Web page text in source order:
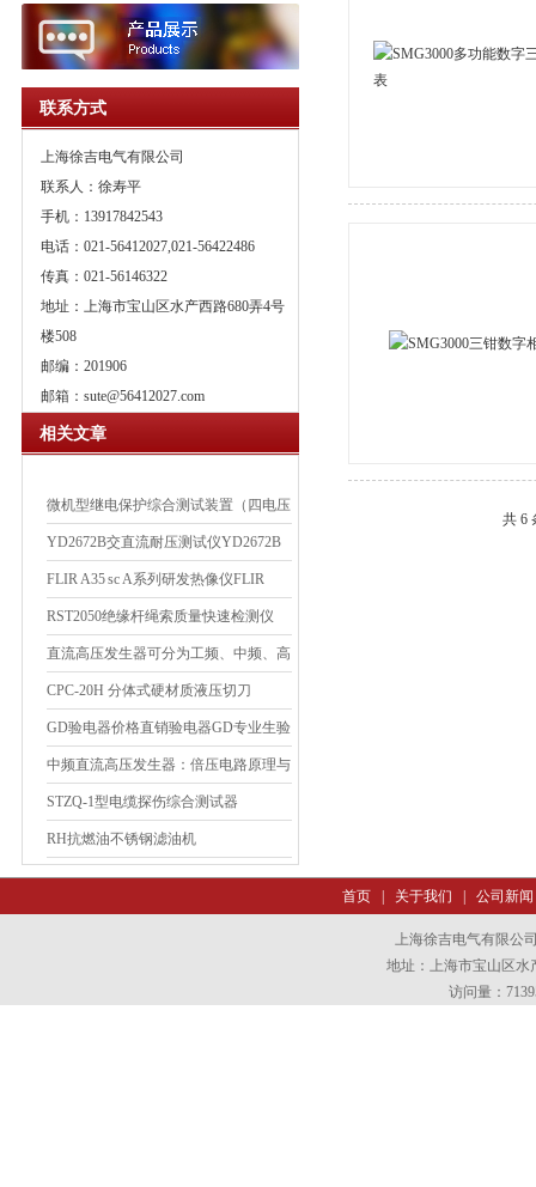
联系方式
上海徐吉电气有限公司
联系人：徐寿平
手机：13917842543
电话：021-56412027,021-56422486
传真：021-56146322
地址：上海市宝山区水产西路680弄4号
楼508
邮编：201906
邮箱： sute@56412027.com
相关文章
微机型继电保护综合测试装置（四电压
三电流） JBC-WJ2
YD2672B交直流耐压测试仪YD2672B
交直流耐压测试仪
FLIR A35 sc A系列研发热像仪FLIR
A35 sc A系列研发热像仪
RST2050绝缘杆绳索质量快速检测仪
直流高压发生器可分为工频、中频、高
频三大类
CPC-20H 分体式硬材质液压切刀
GD验电器价格直销验电器GD专业生验
电器*供应验电器
中频直流高压发生器：倍压电路原理与
低纹波输出技术解析
STZQ-1型电缆探伤综合测试器
RH抗燃油不锈钢滤油机
共 6
首页| 关于我们 公司新闻
上海徐吉电气有限公
地址：上海市宝山区水
访问量：